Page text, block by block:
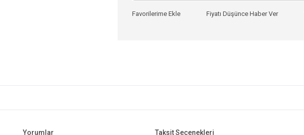
Fiyatı Düşünce Haber Ver
Yorumlar Taksit Seçenekleri